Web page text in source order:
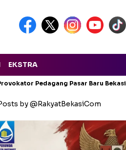
EKSTRA
Pedagang Pasar Baru Bekasi
by @RakyatBekasiCom